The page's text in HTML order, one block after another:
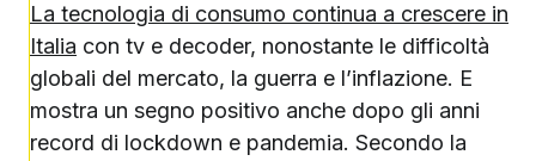
La tecnologia di consumo continua a crescere in
Italia con tv e decoder, nonostante le difficoltà
globali del mercato, la guerra e l’inflazione. E
mostra un segno positivo anche dopo gli anni
record di lockdown e pandemia. Secondo la